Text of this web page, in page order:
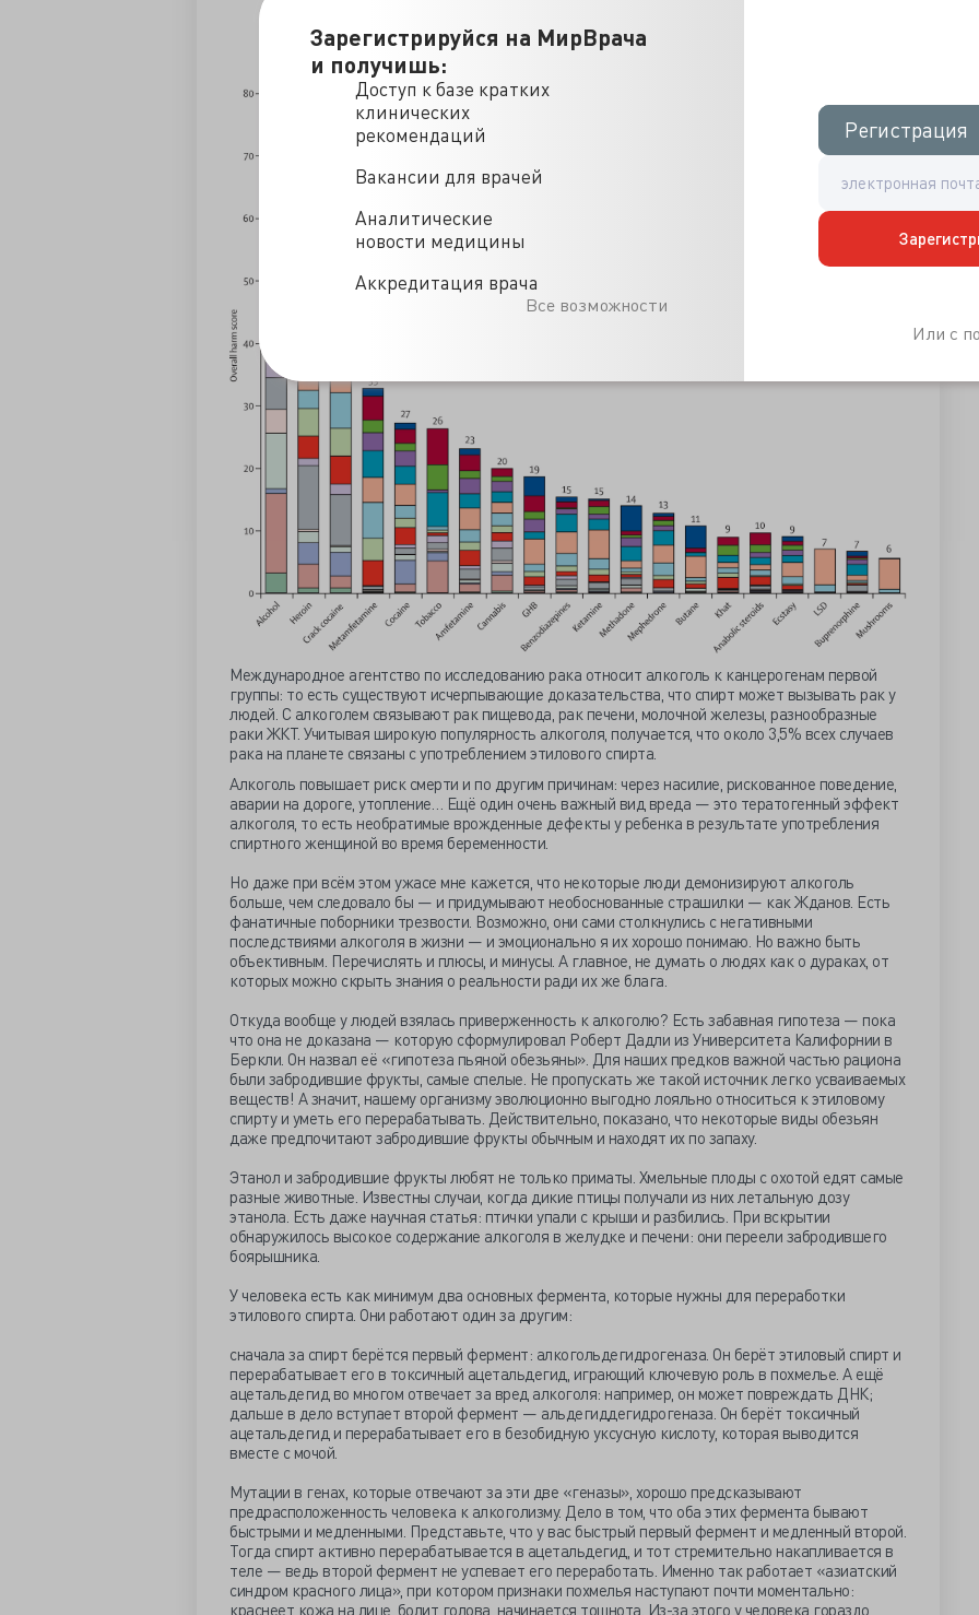
Зарегистрируйся на МирВрача
и получишь:
Доступ к базе кратких
клинических
рекомендаций
Вакансии для врачей
Аналитические
новости медицины
Аккредитация врача
Все возможности
Регистрация
Регистрация
Или с
Международное агентство по исследованию рака относит алкоголь к канцерогенам первой
группы: то есть существуют исчерпывающие доказательства, что спирт может вызывать рак у
людей. С алкоголем связывают рак пищевода, рак печени, молочной железы, разнообразные
раки ЖКТ. Учитывая широкую популярность алкоголя, получается, что около 3,5% всех случаев
рака на планете связаны с употреблением этилового спирта.
Алкоголь повышает риск смерти и по другим причинам: через насилие, рискованное поведение,
аварии на дороге, утопление… Ещё один очень важный вид вреда — это тератогенный эффект
алкоголя, то есть необратимые врожденные дефекты у ребенка в результате употребления
спиртного женщиной во время беременности.
Но даже при всём этом ужасе мне кажется, что некоторые люди демонизируют алкоголь
больше, чем следовало бы — и придумывают необоснованные страшилки — как Жданов. Есть
фанатичные поборники трезвости. Возможно, они сами столкнулись с негативными
последствиями алкоголя в жизни — и эмоционально я их хорошо понимаю. Но важно быть
объективным. Перечислять и плюсы, и минусы. А главное, не думать о людях как о дураках, от
которых можно скрыть знания о реальности ради их же блага.
Откуда вообще у людей взялась приверженность к алкоголю? Есть забавная гипотеза — пока
что она не доказана — которую сформулировал Роберт Дадли из Университета Калифорнии в
Беркли. Он назвал её «гипотеза пьяной обезьяны». Для наших предков важной частью рациона
были забродившие фрукты, самые спелые. Не пропускать же такой источник легко усваиваемых
веществ! А значит, нашему организму эволюционно выгодно лояльно относиться к этиловому
спирту и уметь его перерабатывать. Действительно, показано, что некоторые виды обезьян
даже предпочитают забродившие фрукты обычным и находят их по запаху.
Этанол и забродившие фрукты любят не только приматы. Хмельные плоды с охотой едят самые
разные животные. Известны случаи, когда дикие птицы получали из них летальную дозу
этанола. Есть даже научная статья: птички упали с крыши и разбились. При вскрытии
обнаружилось высокое содержание алкоголя в желудке и печени: они переели забродившего
боярышника.
У человека есть как минимум два основных фермента, которые нужны для переработки
этилового спирта. Они работают один за другим:
сначала за спирт берётся первый фермент: алкогольдегидрогеназа. Он берёт этиловый спирт и
перерабатывает его в токсичный ацетальдегид, играющий ключевую роль в похмелье. А ещё
ацетальдегид во многом отвечает за вред алкоголя: например, он может повреждать ДНК;
дальше в дело вступает второй фермент — альдегиддегидрогеназа. Он берёт токсичный
ацетальдегид и перерабатывает его в безобидную уксусную кислоту, которая выводится
вместе с мочой.
Мутации в генах, которые отвечают за эти две «геназы», хорошо предсказывают
предрасположенность человека к алкоголизму. Дело в том, что оба этих фермента бывают
быстрыми и медленными. Представьте, что у вас быстрый первый фермент и медленный второй.
Тогда спирт активно перерабатывается в ацетальдегид, и тот стремительно накапливается в
теле — ведь второй фермент не успевает его переработать. Именно так работает «азиатский
синдром красного лица», при котором признаки похмелья наступают почти моментально:
краснеет кожа на лице, болит голова, начинается тошнота. Из-за этого у человека гораздо